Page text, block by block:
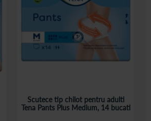
Scutece tip chilot pentru adulti
Tena Pants Plus Medium, 14 bucati